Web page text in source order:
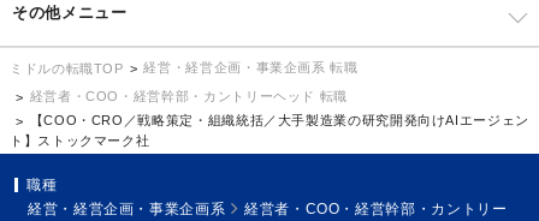
その他メニュー
ミドルの転職TOP
経営・経営企画・事業企画系 転職
経営者・COO・経営幹部・カントリーヘッド 転職
【COO・CRO／戦略策定・組織統括／大手製造業の研究開発向けAIエージェン
ト】ストックマーク社
職種
経営・経営企画・事業企画系
経営者・COO・経営幹部・カントリー